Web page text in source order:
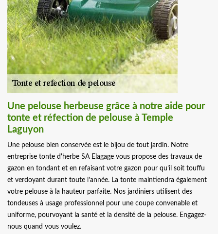
Une pelouse herbeuse grâce à notre aide pour
tonte et réfection de pelouse à Temple
Laguyon
Une pelouse bien conservée est le bijou de tout jardin. Notre
entreprise tonte d'herbe SA Elagage vous propose des travaux de
gazon en tondant et en refaisant votre gazon pour qu’il soit touffu
et verdoyant durant toute l’année. La tonte maintiendra également
votre pelouse à la hauteur parfaite. Nos jardiniers utilisent des
tondeuses à usage professionnel pour une coupe convenable et
uniforme, pourvoyant la santé et la densité de la pelouse. Engagez-
nous quand vous voulez.